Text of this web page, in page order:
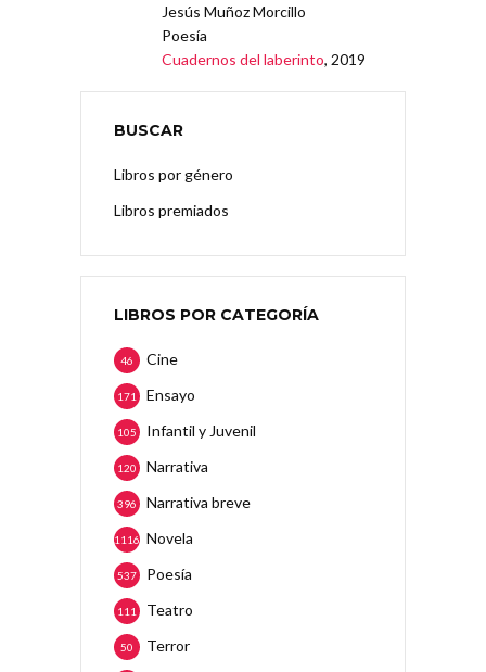
Jesús Muñoz Morcillo
Poesía
Cuadernos del laberinto, 2019
BUSCAR
Libros por género
Libros premiados
LIBROS POR CATEGORÍA
Cine
46
Ensayo
171
Infantil y Juvenil
105
Narrativa
120
Narrativa breve
396
Novela
1116
Poesía
537
Teatro
111
Terror
50